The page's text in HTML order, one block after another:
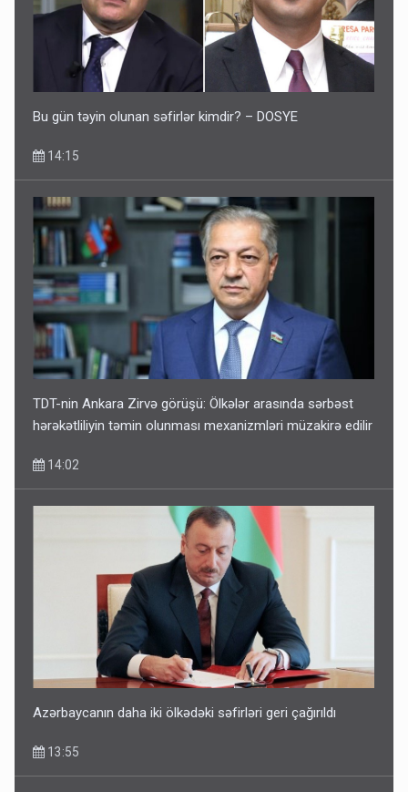
Bu gün təyin olunan səfirlər kimdir? – DOSYE
14:15
TDT-nin Ankara Zirvə görüşü: Ölkələr arasında sərbəst
hərəkətliliyin təmin olunması mexanizmləri müzakirə edilir
14:02
Azərbaycanın daha iki ölkədəki səfirləri geri çağırıldı
13:55